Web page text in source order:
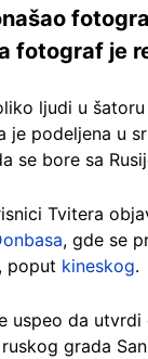
fotograf je
ljudi u
je podeljena u
se bore sa
Tvitera
, gde se
poput kineskog.
uspeo da
grada